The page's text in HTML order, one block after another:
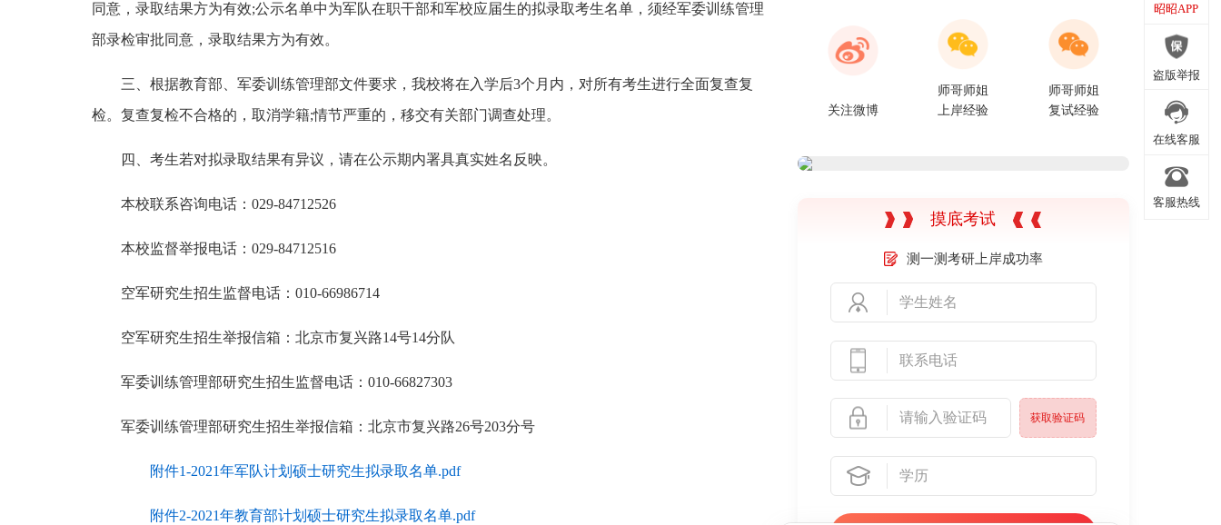
同意，录取结果方为有效;公示名单中为军队在职干部和军校应届生的拟录取考生名单，须经军委训练管理
部录检审批同意，录取结果方为有效。
三、根据教育部、军委训练管理部文件要求，我校将在入学后3个月内，对所有考生进行全面复查复
检。复查复检不合格的，取消学籍;情节严重的，移交有关部门调查处理。
四、考生若对拟录取结果有异议，请在公示期内署具真实姓名反映。
本校联系咨询电话：029-84712526
本校监督举报电话：029-84712516
空军研究生招生监督电话：010-66986714
空军研究生招生举报信箱：北京市复兴路14号14分队
军委训练管理部研究生招生监督电话：010-66827303
军委训练管理部研究生招生举报信箱：北京市复兴路26号203分号
附件1-2021年军队计划硕士研究生拟录取名单.pdf
附件2-2021年教育部计划硕士研究生拟录取名单.pdf
关注微博
师哥师姐
上岸经验
师哥师姐
复试经验
摸底考试
测一测考研上岸成功率
获取验证码
昭昭APP
昭昭APP
盗版举报
盗版举报
在线客服
在线客服
客服热线